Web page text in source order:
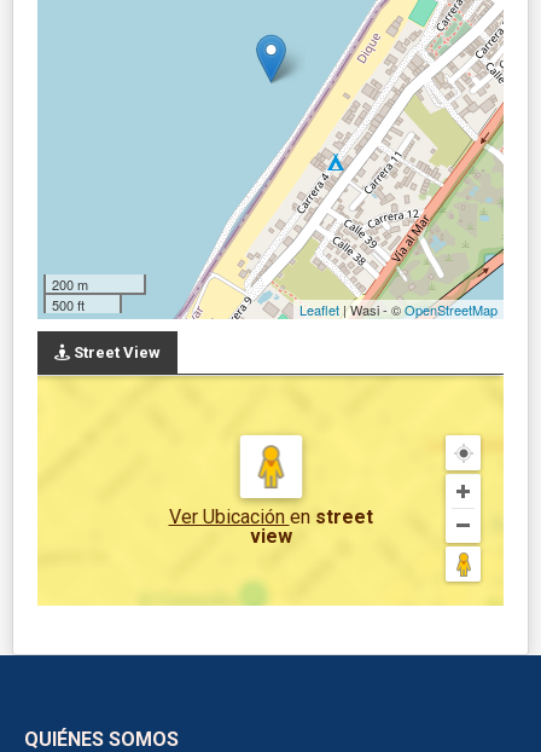
200 m
500 ft
Leaflet | Wasi - ©OpenStreetMap
Street View
Ver Ubicación en street
view
QUIÉNES SOMOS